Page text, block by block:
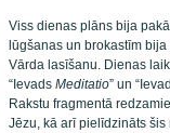
Viss dienas plāns bija
lūgšanas un brokastīm
Vārda lasīšanu. Dienas
“Ievads Meditatio” un
Rakstu fragmentā
Jēzu, kā arī pielīdzināts